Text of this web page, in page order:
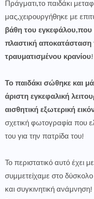
Πράγματι,το παιδάκι
μας,χειρουργήθηκε με
βάθη του εγκεφάλου,που
πλαστική
τραυματισμένου κρανίου!
Το παιδάκι σώθηκε και
άριστη εγκεφαλική
αισθητική εξωτερική
σχετική φωτογραφία που
του για την πατρίδα του!
Το περιστατικό αυτό έχει
συμμετείχαμε στο
και συγκινητική